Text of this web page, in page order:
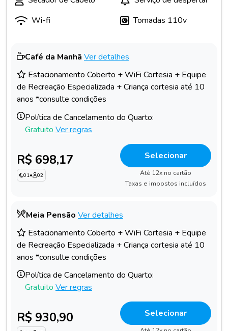
Wi-fi
Tomadas 110v
Café da Manhã Ver detalhes
Estacionamento Coberto + WiFi Cortesia + Equipe
de Recreação Especializada + Criança cortesia até 10
anos *consulte condições
Política de Cancelamento do Quarto:
Gratuito Ver regras
R$ 698,17
01• 02
Selecionar
Até 12x no cartão
Taxas e impostos incluídos
Meia Pensão Ver detalhes
Estacionamento Coberto + WiFi Cortesia + Equipe
de Recreação Especializada + Criança cortesia até 10
anos *consulte condições
Política de Cancelamento do Quarto:
Gratuito Ver regras
R$ 930,90 Selecionar